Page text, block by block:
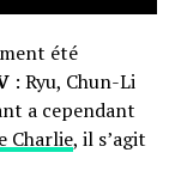
été
: Ryu, Chun-Li
a cependant
Charlie, il s’agit